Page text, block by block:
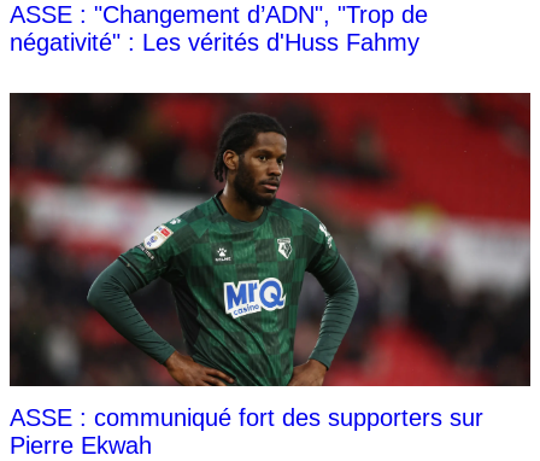
ASSE : "Changement d’ADN", "Trop de
négativité" : Les vérités d'Huss Fahmy
ASSE : communiqué fort des supporters sur
Pierre Ekwah